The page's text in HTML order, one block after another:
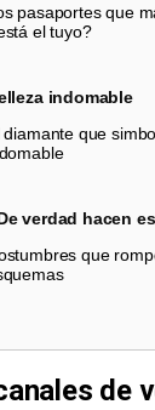
pasaportes que
el tuyo?
indomable
diamante que
verdad hacen
que
de